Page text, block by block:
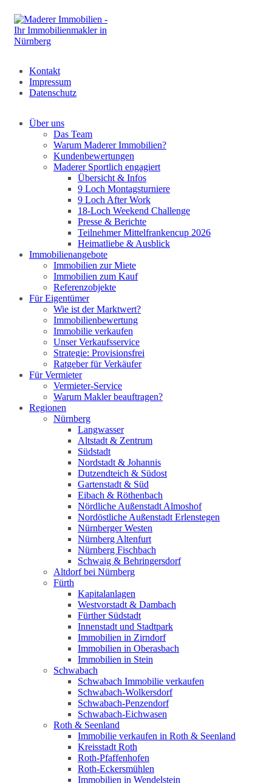
Kontakt
Impressum
Datenschutz
Über uns
Das Team
Warum Maderer Immobilien?
Kundenbewertungen
Maderer Sportlich engagiert
Übersicht & Infos
9 Loch Montagsturniere
9 Loch After Work
18-Loch Weekend Challenge
Presse & Berichte
Teilnehmer Mittelfrankencup 2026
Heimatliebe & Ausblick
Immobilienangebote
Immobilien zur Miete
Immobilien zum Kauf
Referenzobjekte
Für Eigentümer
Wie ist der Marktwert?
Immobilienbewertung
Immobilie verkaufen
Unser Verkaufsservice
Strategie: Provisionsfrei
Ratgeber für Verkäufer
Für Vermieter
Vermieter-Service
Warum Makler beauftragen?
Regionen
Nürnberg
Langwasser
Altstadt & Zentrum
Südstadt
Nordstadt & Johannis
Dutzendteich & Südost
Gartenstadt & Süd
Eibach & Röthenbach
Nördliche Außenstadt Almoshof
Nordöstliche Außenstadt Erlenstegen
Nürnberger Westen
Nürnberg Altenfurt
Nürnberg Fischbach
Schwaig & Behringersdorf
Altdorf bei Nürnberg
Fürth
Kapitalanlagen
Westvorstadt & Dambach
Fürther Südstadt
Innenstadt und Stadtpark
Immobilien in Zirndorf
Immobilien in Oberasbach
Immobilien in Stein
Schwabach
Schwabach Immobilie verkaufen
Schwabach-Wolkersdorf
Schwabach-Penzendorf
Schwabach-Eichwasen
Roth & Seenland
Immobilie verkaufen in Roth & Seenland
Kreisstadt Roth
Roth-Pfaffenhofen
Roth-Eckersmühlen
Immobilien in Wendelstein